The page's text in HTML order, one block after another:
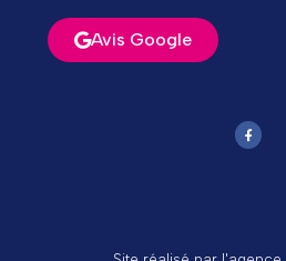
Avis Google